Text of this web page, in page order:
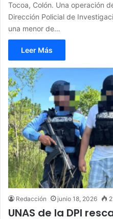
Tocoa, Colón. Una operación
Dirección Policial de
una menor de…
Leer Más
Redacción junio 18, 2026
UNAS de la DPI